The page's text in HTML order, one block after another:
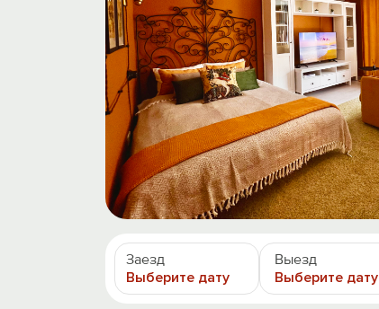
Заезд
Выберите дату
Выезд
Выберите дату